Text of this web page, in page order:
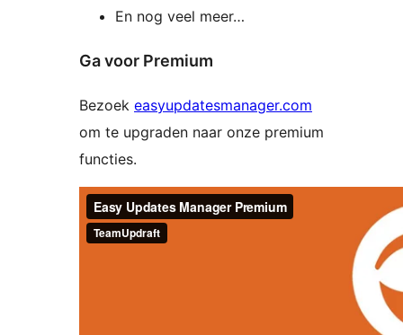
En nog veel meer…
Ga voor Premium
Bezoek easyupdatesmanager.com
om te upgraden naar onze premium
functies.